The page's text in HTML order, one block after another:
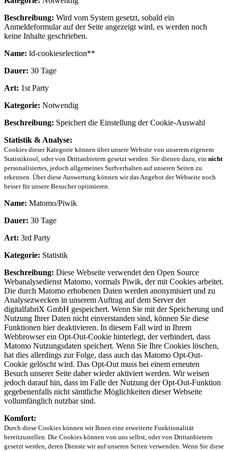
Beschreibung: Wird vom System gesetzt, sobald ein
Anmeldeformular auf der Seite angezeigt wird, es werden noch
keine Inhalte geschrieben.
Name: ld-cookieselection**
Dauer: 30 Tage
Art: 1st Party
Kategorie: Notwendig
Beschreibung: Speichert die Einstellung der Cookie-Auswahl
Statistik & Analyse:
Cookies dieser Kategorie können über unsere Website von unserem eigenem
Statistiktool, oder von Drittanbietern gesetzt werden. Sie dienen dazu, ein nicht
personalisiertes, jedoch allgemeines Surfverhalten auf unseren Seiten zu
erkennen. Über diese Auswertung können wir das Angebot der Webseite noch
besser für unsere Besucher optimieren.
Name: Matomo/Piwik
Dauer: 30 Tage
Art: 3rd Party
Kategorie: Statistik
Beschreibung: Diese Webseite verwendet den Open Source
Webanalysedienst Matomo, vormals Piwik, der mit Cookies arbeitet.
Die durch Matomo erhobenen Daten werden anonymisiert und zu
Analysezwecken in unserem Auftrag auf dem Server der
digitalfabriX GmbH gespeichert. Wenn Sie mit der Speicherung und
Nutzung Ihrer Daten nicht einverstanden sind, können Sie diese
Funktionen hier deaktivieren. In diesem Fall wird in Ihrem
Webbrowser ein Opt-Out-Cookie hinterlegt, der verhindert, dass
Matomo Nutzungsdaten speichert. Wenn Sie Ihre Cookies löschen,
hat dies allerdings zur Folge, dass auch das Matomo Opt-Out-
Cookie gelöscht wird. Das Opt-Out muss bei einem erneuten
Besuch unserer Seite daher wieder aktiviert werden. Wir weisen
jedoch darauf hin, dass im Falle der Nutzung der Opt-Out-Funktion
gegebenenfalls nicht sämtliche Möglichkeiten dieser Webseite
vollumfänglich nutzbar sind.
Komfort:
Durch diese Cookies können wir Ihnen eine erweiterte Funktionalität
bereitzustellen. Die Cookies können von uns selbst, oder von Drittanbietern
gesetzt werden, deren Dienste wir auf unseren Seiten verwenden. Wenn Sie diese